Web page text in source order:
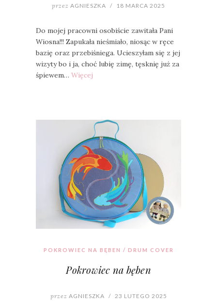
przez AGNIESZKA / 18 MARCA 2025
Do mojej pracowni osobiście zawitała Pani
Wiosna!!! Zapukała nieśmiało, niosąc w ręce
bazię oraz przebiśniega. Ucieszyłam się z jej
wizyty bo i ja, choć lubię zimę, tęsknię już za
śpiewem… Więcej
POKROWIEC NA BĘBEN / DRUM COVER
Pokrowiec na bęben
przez AGNIESZKA / 23 LUTEGO 2025